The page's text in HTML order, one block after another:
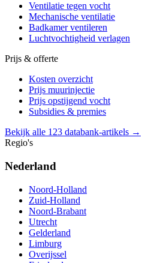
Ventilatie tegen vocht
Mechanische ventilatie
Badkamer ventileren
Luchtvochtigheid verlagen
Prijs & offerte
Kosten overzicht
Prijs muurinjectie
Prijs opstijgend vocht
Subsidies & premies
Bekijk alle 123 databank-artikels →
Regio's
Nederland
Noord-Holland
Zuid-Holland
Noord-Brabant
Utrecht
Gelderland
Limburg
Overijssel